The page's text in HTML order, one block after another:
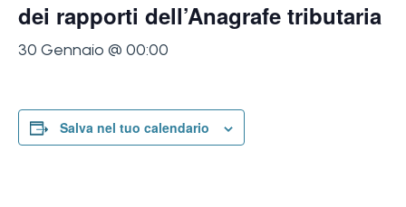
dei rapporti dell’Anagrafe tributaria
30 Gennaio @ 00:00
Salva nel tuo calendario